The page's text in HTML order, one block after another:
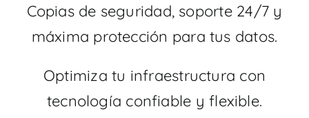
Copias de seguridad, soporte 24/7 y
máxima protección para tus datos.
Optimiza tu infraestructura con
tecnología confiable y flexible.